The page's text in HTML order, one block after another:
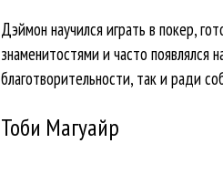
Дэймон научился играть в покер,
знаменитостями и часто появлялся
благотворительности, так и ради
Тоби Магуайр